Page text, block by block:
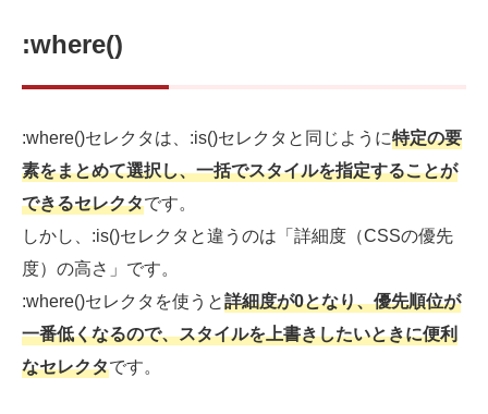
:where()
:where()セレクタは、:is()セレクタと同じように特定の要
素をまとめて選択し、一括でスタイルを指定することが
できるセレクタです。
しかし、:is()セレクタと違うのは「詳細度（CSSの優先
度）の高さ」です。
:where()セレクタを使うと詳細度が0となり、優先順位が
一番低くなるので、スタイルを上書きしたいときに便利
なセレクタです。